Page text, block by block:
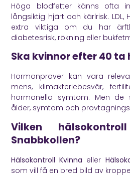
Höga blodfetter känns ofta
långsiktig hjärt och kärlrisk. LDL,
extra viktiga om du har
diabetesrisk, rökning eller
Ska kvinnor efter 40
Hormonprover kan vara
mens, klimakteriebesvär,
hormonella symtom. Men de
ålder, symtom och
Vilken
Snabbkollen?
Hälsokontroll Kvinna eller
som vill få en bred bild av